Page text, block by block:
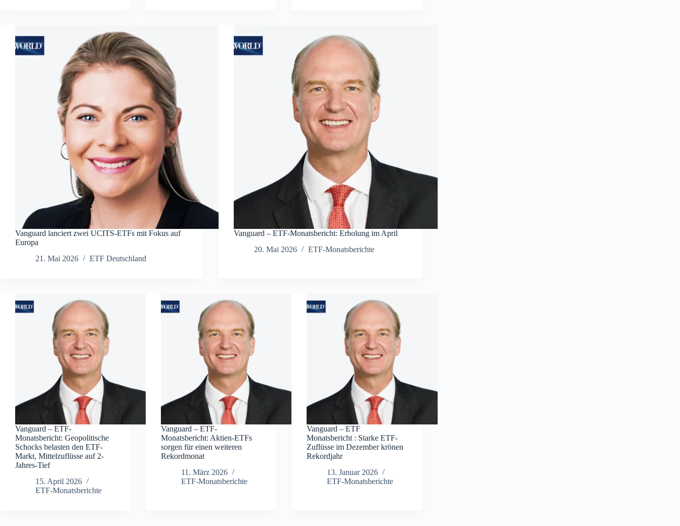
Vanguard lanciert zwei UCITS-ETFs mit Fokus auf
Europa
21. Mai 2026
ETF Deutschland
Vanguard – ETF-Monatsbericht: Erholung im April
20. Mai 2026
ETF-Monatsberichte
Vanguard – ETF-
Monatsbericht: Geopolitische
Schocks belasten den ETF-
Markt, Mittelzuflüsse auf 2-
Jahres-Tief
15. April 2026
ETF-Monatsberichte
Vanguard – ETF-
Monatsbericht: Aktien-ETFs
sorgen für einen weiteren
Rekordmonat
11. März 2026
ETF-Monatsberichte
Vanguard – ETF
Monatsbericht : Starke ETF-
Zuflüsse im Dezember krönen
Rekordjahr
13. Januar 2026
ETF-Monatsberichte